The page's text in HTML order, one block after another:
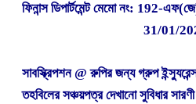
ফিনান্স ডিপার্টমেন্ট মেমো নং: 192-
31/01/
সাবস্ক্রিপশন @ রুপির জন্য গ্রুপ
তহবিলের সঞ্চয়পত্র দেখানো সুবিধার